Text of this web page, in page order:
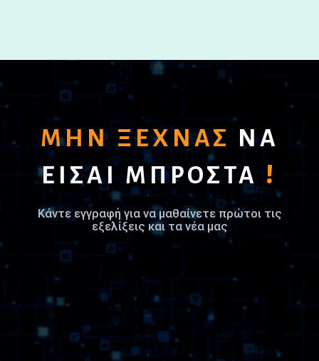
ΜΗΝ ΞΕΧΝΑΣ
ΝΑ
ΕΙΣΑΙ ΜΠΡΟΣΤΑ !
Κάντε εγγραφή για να μαθαίνετε πρώτοι τις
εξελίξεις και τα νέα μας
[mc4wp_form id="582"]